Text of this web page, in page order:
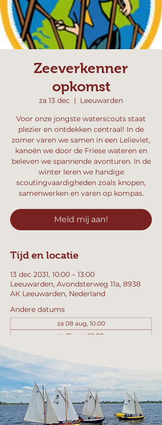
Zeeverkenner
opkomst
za 13 dec
  |
Leeuwarden
Voor onze jongste waterscouts staat
plezier en ontdekken centraal! In de
zomer varen we samen in een Lelievlet,
kanoën we door de Friese wateren en
beleven we spannende avonturen. In de
winter leren we handige
scoutingvaardigheden zoals knopen,
samenwerken en varen op kompas.
Meld mij aan!
Tijd en locatie
13 dec 2031, 10:00 – 13:00
Leeuwarden, Avondsterweg 11a, 8938
AK Leeuwarden, Nederland
Andere datums
za 08 aug, 10:00
za 15 aug, 10:00
Bekijk alle 358 datums
Meld mij aan!